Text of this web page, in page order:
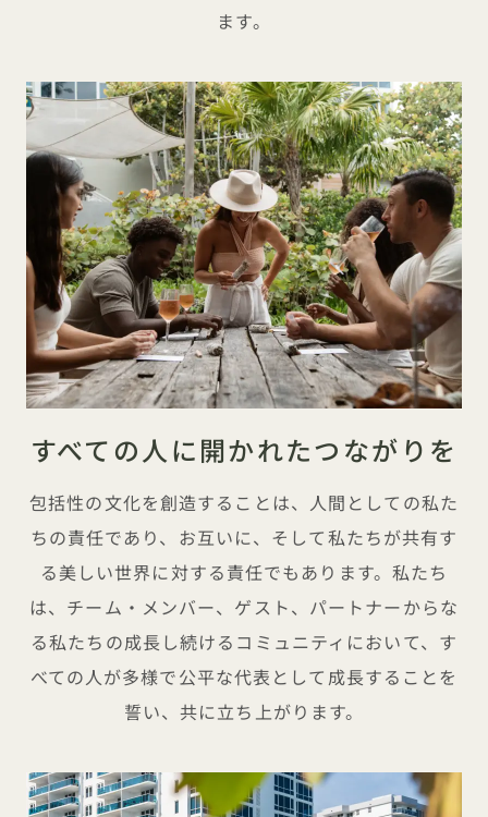
ます。
すべての人に開かれたつながりを
包括性の文化を創造することは、人間としての私た
ちの責任であり、お互いに、そして私たちが共有す
る美しい世界に対する責任でもあります。私たち
は、チーム・メンバー、ゲスト、パートナーからな
る私たちの成長し続けるコミュニティにおいて、す
べての人が多様で公平な代表として成長することを
誓い、共に立ち上がります。